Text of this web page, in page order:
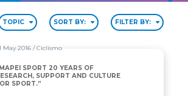
TOPIC SORT BY: FILTER BY:
May 2016/ Ciclismo
SPORT 20 YEARS OF
SUPPORT AND CULTURE
SPORT.”